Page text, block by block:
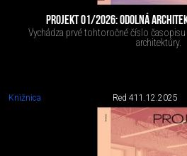
PROJEKT 01/2026: ODOLNÁ
Vychádza prvé tohtoročné číslo časopisu
architektúry.
Knižnica Red 411.12.2025